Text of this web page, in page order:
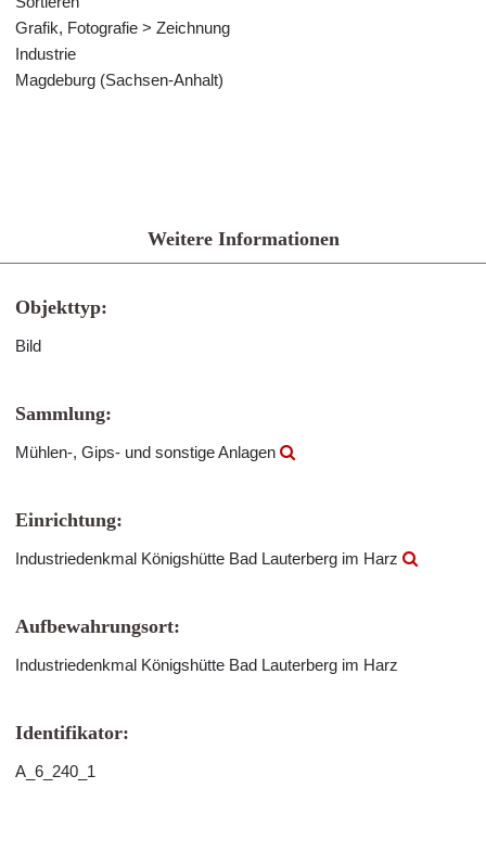
Grafik, Fotografie > Zeichnung
Industrie
Magdeburg (Sachsen-Anhalt)
Weitere Informationen
Objekttyp:
Bild
Sammlung:
Mühlen-, Gips- und sonstige Anlagen
Einrichtung:
Industriedenkmal Königshütte Bad Lauterberg im Harz
Aufbewahrungsort:
Industriedenkmal Königshütte Bad Lauterberg im Harz
Identifikator:
A_6_240_1